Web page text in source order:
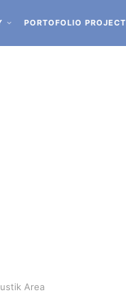
PORTOFOLIO PROJECT
Area